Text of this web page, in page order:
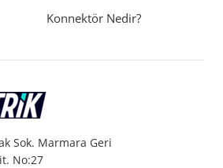
Konnektör Nedir?
Sok. Marmara Geri
No:27